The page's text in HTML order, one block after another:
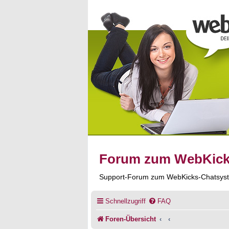
Forum zum
Support-Forum zum WebKicks-
Schnellzugriff FAQ
Foren-Übersicht